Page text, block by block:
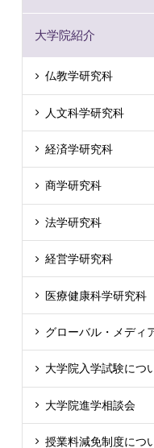
大学院紹介
仏教学研究科
人文科学研究科
経済学研究科
商学研究科
法学研究科
経営学研究科
医療健康科学研究科
グローバル・メディ
大学院入学試験につ
大学院進学相談会
授業料減免制度につ